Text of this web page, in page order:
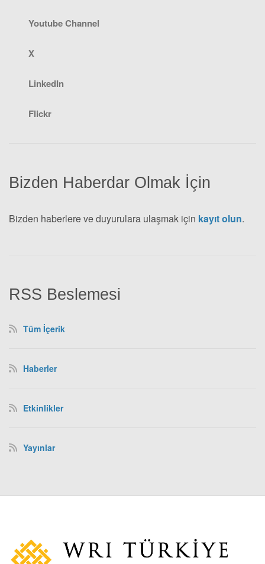
RSS Beslemesi
Tüm İçerik
Haberler
Etkinlikler
Yayınlar
Bizden Haberdar Olmak İçin
Bizden haberlere ve duyurulara ulaşmak için kayıt olun.
Youtube Channel
X
LinkedIn
Flickr